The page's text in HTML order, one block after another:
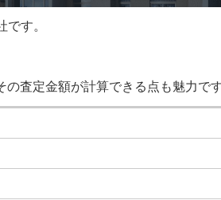
す。
査定金額が計算できる点も魅力で